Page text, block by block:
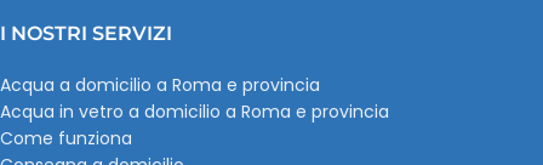
I NOSTRI SERVIZI
Acqua a domicilio a Roma e provincia
Acqua in vetro a domicilio a Roma e provincia
Come funziona